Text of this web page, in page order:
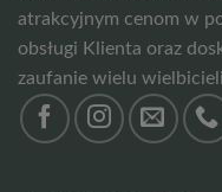
atrakcyjnym cenom w
obsługi Klienta oraz
zaufanie wielu